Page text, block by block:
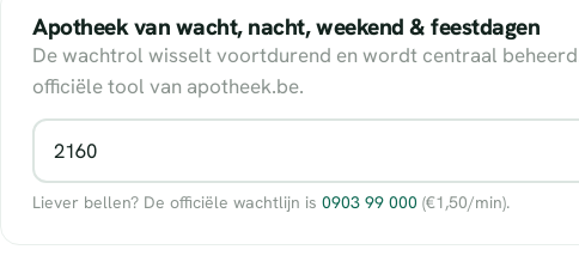
Apotheek van wacht, nacht, weekend & feestdagen
De wachtrol wisselt voortdurend en wordt centraal
officiële tool van apotheek.be.
Liever bellen? De officiële wachtlijn is 0903 99 000 (€1,50/min).